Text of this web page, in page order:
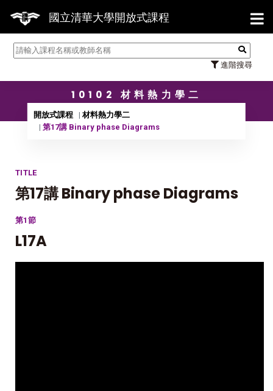
國立清華大學開放式課程
進階搜尋
【
10102 材料熱力學二
開放式課程
材料熱力學二
第17講 Binary phase Diagrams
TITLE
第17講 Binary phase Diagrams
第1節
L17A